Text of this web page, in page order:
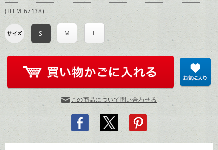
(ITEM 67138)
サイズ S M L
この商品について問い合わせる